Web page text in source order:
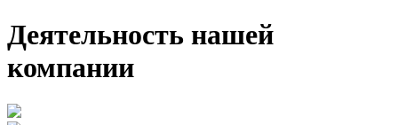
Деятельность нашей
компании